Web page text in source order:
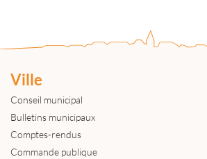
Ville
Conseil municipal
Bulletins municipaux
Comptes-rendus
Commande publique